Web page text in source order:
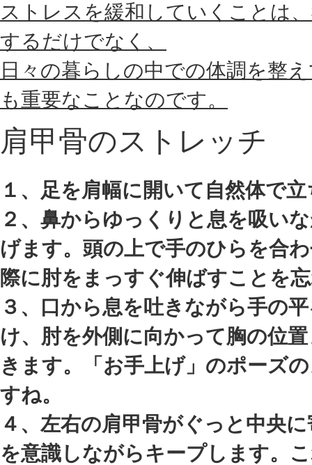
ストレスを緩和していくことは
するだけでなく、
日々の暮らしの中での体調を整
も重要なことなのです。
肩甲骨のストレッチ
１、足を肩幅に開いて自然体で
２、鼻からゆっくりと息を吸い
げます。頭の上で手のひらを合
際に肘をまっすぐ伸ばすことを
３、口から息を吐きながら手の
け、肘を外側に向かって胸の位
きます。「お手上げ」のポーズ
すね。
４、左右の肩甲骨がぐっと中央
を意識しながらキープします。